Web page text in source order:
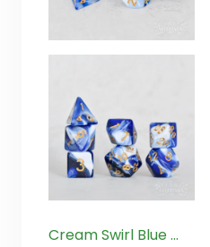
Cream Swirl Blue …